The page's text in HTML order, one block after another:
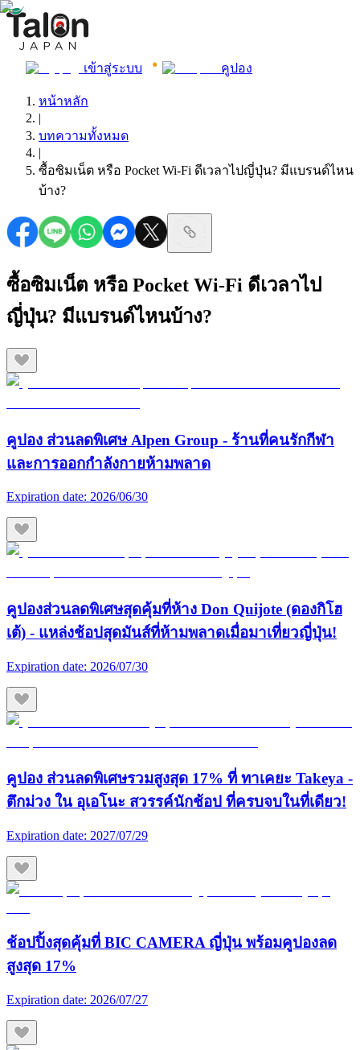
เข้าสู่ระบบ คูปอง
หน้าหลัก
|
บทความทั้งหมด
|
ซื้อซิมเน็ต หรือ Pocket Wi-Fi ดีเวลาไปญี่ปุ่น? มีแบรนด์ไหน
บ้าง?
ซื้อซิมเน็ต หรือ Pocket Wi-Fi ดีเวลาไป
ญี่ปุ่น? มีแบรนด์ไหนบ้าง?
คูปอง ส่วนลดพิเศษ Alpen Group - ร้านที่คนรักกีฬา
และการออกกำลังกายห้ามพลาด
Expiration date: 2026/06/30
คูปองส่วนลดพิเศษสุดคุ้มที่ห้าง Don Quijote (ดองกิโฮ
เต้) - แหล่งช้อปสุดมันส์ที่ห้ามพลาดเมื่อมาเที่ยวญี่ปุ่น!
Expiration date: 2026/07/30
คูปอง ส่วนลดพิเศษรวมสูงสุด 17% ที่ ทาเคยะ Takeya -
ตึกม่วง ใน อุเอโนะ สวรรค์นักช้อป ที่ครบจบในที่เดียว!
Expiration date: 2027/07/29
ช้อปปิ้งสุดคุ้มที่ BIC CAMERA ญี่ปุ่น พร้อมคูปองลด
สูงสุด 17%
Expiration date: 2026/07/27